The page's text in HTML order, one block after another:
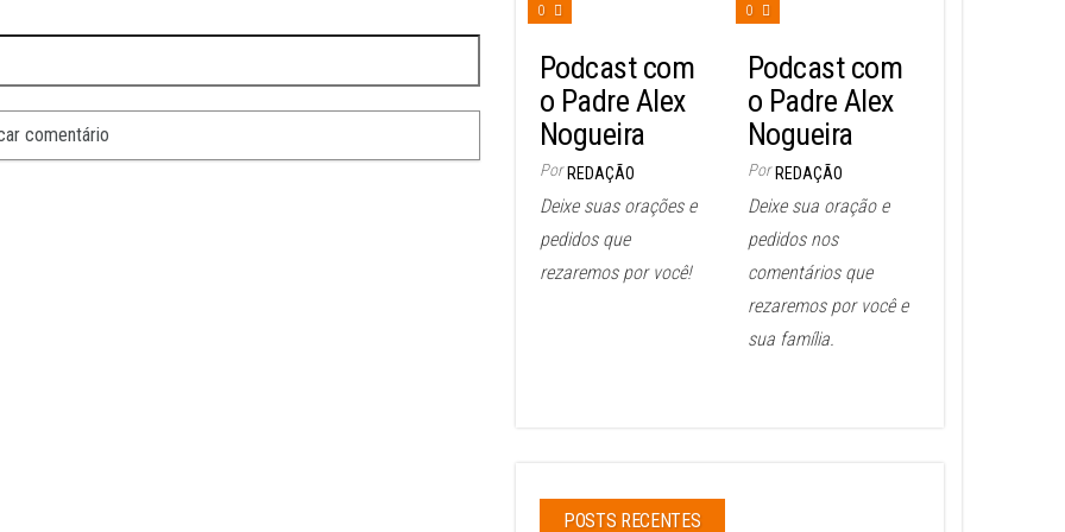
0
Podcast com
o Padre Alex
Nogueira
Por REDAÇÃO
Deixe suas orações e
pedidos que
rezaremos por você!
0
Podcast com
o Padre Alex
Nogueira
Por REDAÇÃO
Deixe sua oração e
pedidos nos
comentários que
rezaremos por você e
sua família.
POSTS RECENTES